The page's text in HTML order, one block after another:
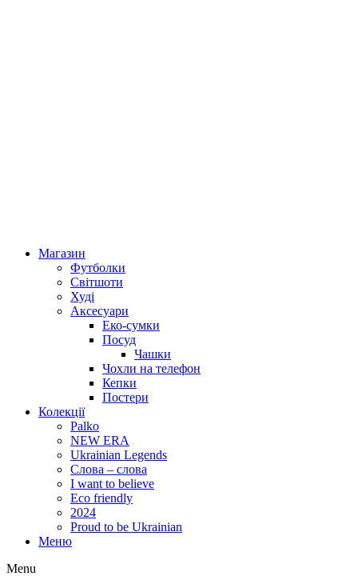
Магазин
Футболки
Світшоти
Худі
Аксесуари
Еко-сумки
Посуд
Чашки
Чохли на телефон
Кепки
Постери
Колекції
Palko
NEW ERA
Ukrainian Legends
Слова – слова
I want to believe
Eco friendly
2024
Proud to be Ukrainian
Меню
Menu